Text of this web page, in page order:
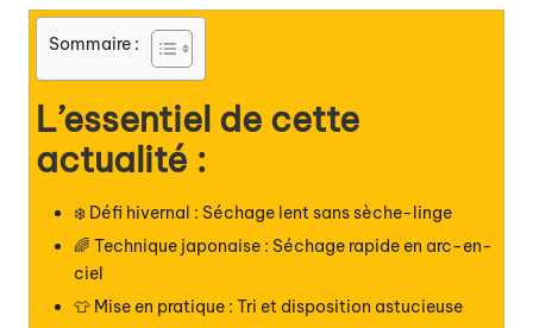
Sommaire :
L’essentiel de cette
actualité :
❄️ Défi hivernal : Séchage lent sans sèche-linge
🌈 Technique japonaise : Séchage rapide en arc-en-
ciel
👕 Mise en pratique : Tri et disposition astucieuse